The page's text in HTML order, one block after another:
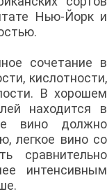
Нью-Йорк и
сочетание в
кислотности,
В хорошем
находится в
вино должно
легкое вино со
сравнительно
интенсивным